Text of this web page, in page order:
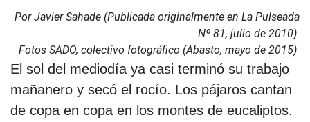
Por Javier Sahade (Publicada originalmente en La Pulseada
Nº 81, julio de 2010)
Fotos SADO, colectivo fotográfico (Abasto, mayo de 2015)
El sol del mediodía ya casi terminó su trabajo
mañanero y secó el rocío. Los pájaros cantan
de copa en copa en los montes de eucaliptos.